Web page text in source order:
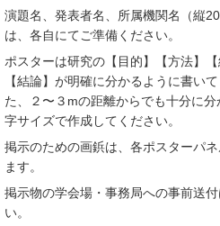
演題名、発表者名、所属機関名（縦
は、各自にてご準備ください。
ポスターは研究の【目的】【方法】
【結論】が明確に分かるように書い
た、２〜３mの距離からでも十分に
字サイズで作成してください。
掲示のための画鋲は、各ポスターパ
ます。
掲示物の学会場・事務局への事前送
い。